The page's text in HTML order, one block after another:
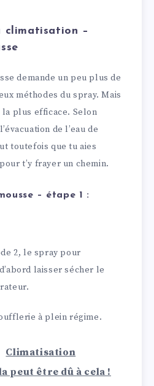
–
demande un peu plus de
méthodes du spray. Mais
la plus efficace. Selon
de l’eau de
toutefois que tu aies
t’y frayer un chemin.
– étape 1 :
2, le spray pour
laisser sécher le
à plein régime.
Climatisation
peut être dû à cela !